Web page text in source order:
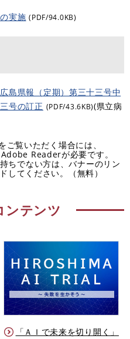
実施 (PDF/94.0KB)
島県報（定期）第三十三号中
号の訂正 (PDF/43.6KB)(県立病
ご覧いただく場合には、
Readerが必要です。
ちでない方は、バナーのリン
してください。（無料）
ンテンツ
「ＡＩで未来を切り開く」